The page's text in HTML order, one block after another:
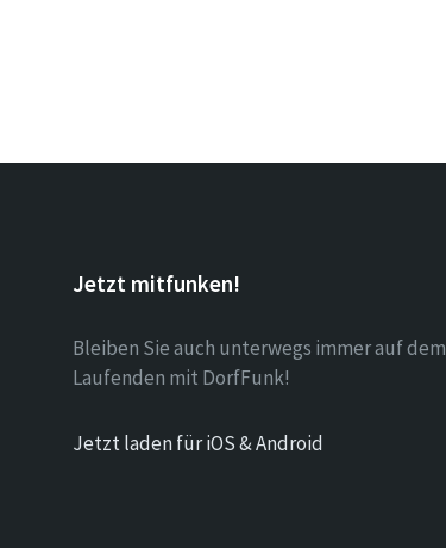
Jetzt mitfunken!
Bleiben Sie auch unterwegs immer auf dem
Laufenden mit DorfFunk!
Jetzt laden für iOS & Android